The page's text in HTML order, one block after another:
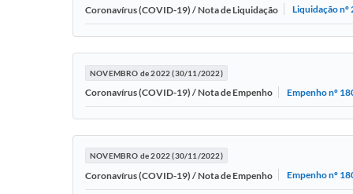
Coronavírus (COVID-19) / Nota de Liquidação Liquidação nº
NOVEMBRO de 2022 (30/11/2022)
Coronavírus (COVID-19) / Nota de Empenho Empenho nº
NOVEMBRO de 2022 (30/11/2022)
Coronavírus (COVID-19) / Nota de Empenho Empenho nº